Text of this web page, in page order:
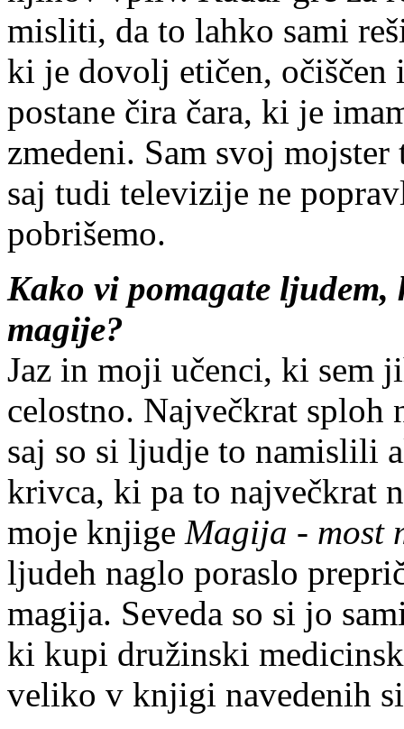
misliti, da to lahko sami
ki je dovolj etičen, očiščen
postane čira čara, ki je
zmedeni. Sam svoj
saj tudi televizije ne
pobrišemo.
Kako vi pomagate ljudem,
magije?
Jaz in moji učenci, ki sem
celostno. Največkrat sploh
saj so si ljudje to namislili
krivca, ki pa to največkrat
moje knjige Magija - most
ljudeh naglo poraslo
magija. Seveda so si jo
ki kupi družinski
veliko v knjigi navedenih